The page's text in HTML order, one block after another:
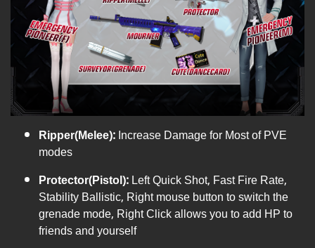
Ripper(Melee):Increase Damage for Most of PVE
modes
Protector(Pistol):Left Quick Shot, Fast Fire Rate,
Stability Ballistic, Right mouse button to switch the
grenade mode, Right Click allows you to add HP to
friends and yourself